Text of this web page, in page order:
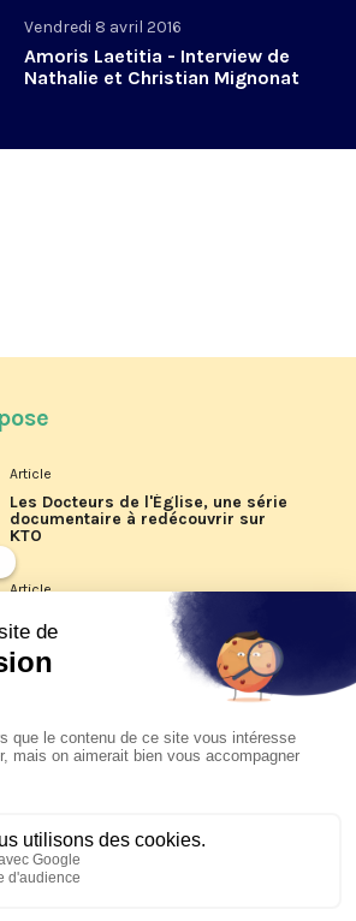
Vendredi 8 avril 2016
Amoris Laetitia - Interview de
Nathalie et Christian Mignonat
Article
Les Docteurs de l'Église, une série
documentaire à redécouvrir sur
KTO
Article
Les reportages d'été 2026 de KTO
La visite pastorale du pape Léon
XIV à Assise à suivre sur KTO le
jeudi 6 août
Le pape en Uruguay, Argentine et
Pérou du 6 au 17 novembre 2026